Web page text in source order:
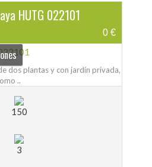
HUTG 022101
0 €
dos plantas y con jardín privada,
..
150
3